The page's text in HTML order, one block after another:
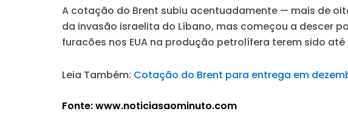
A cotação do Brent subiu acentuadamente — mais de
da invasão israelita do Líbano, mas começou a descer
furacões nos EUA na produção petrolífera terem sido
Leia Também: Cotação do Brent para entrega em
Fonte: www.noticiasaominuto.com